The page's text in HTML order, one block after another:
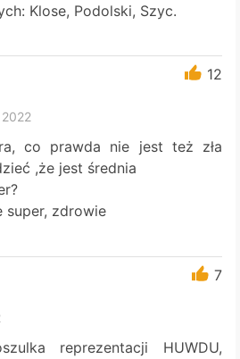
Klose, Podolski, Szyc.
12
co prawda nie jest też zła
,że jest średnia
super, zdrowie
7
reprezentacji HUWDU,